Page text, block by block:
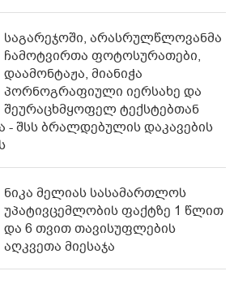
საგარეჯოში, არასრულწლოვანმა
ჩამოტვირთა ფოტოსურათები,
დაამონტაჟა, მიანიჭა
პორნოგრაფიული იერსახე და
შეურაცხმყოფელ ტექსტებთან
შსს ბრალდებულის დაკავების
ნიკა მელიას სასამართლოს
უპატივცემლობის ფაქტზე 1 წლით
და 6 თვით თავისუფლების
აღკვეთა მიესაჯა